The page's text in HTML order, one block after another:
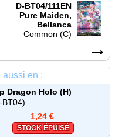
D-BT04/111EN
Pure Maiden,
Bellanca
Common (C)
→
aussi en :
Dragon Holo (H)
BT04)
1,24 €
STOCK ÉPUISÉ